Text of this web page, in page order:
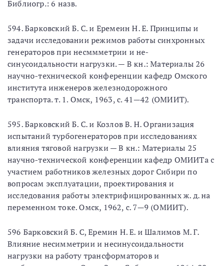
Библиогр.: 6 назв.
594. Барковский Б. С. и Еремеин H. Е. Принципы и
задачи исследовании режимов работы синхронных
генераторов при несммметрии и не-
синусоидальности нагрузки. — В кн.: Материалы 26
научно-технической конференции кафедр Омского
института инженеров железнодорожного
транспорта. т. 1. Омск, 1963, с. 41—42 (ОМИИТ).
595. Барковский Б. С. и Козлов В. Н. Организация
испытаний турбогенераторов при исследованиях
влияния тяговой нагрузки — В кн.: Материалы 25
научно-технической конференции кафедр ОМИИТа с
участием работников железных дорог Сибири по
вопросам эксплуатации, проектирования и
исследования работы электрифицированных ж. д. на
переменном токе. Омск, 1962, с. 7—9 (ОМИИТ).
596 Барковский Б. С, Еремин Н. Е. и Шалимов М. Г.
Влияние несимметрии и несинусоидальности
нагрузки на работу трансформаторов и